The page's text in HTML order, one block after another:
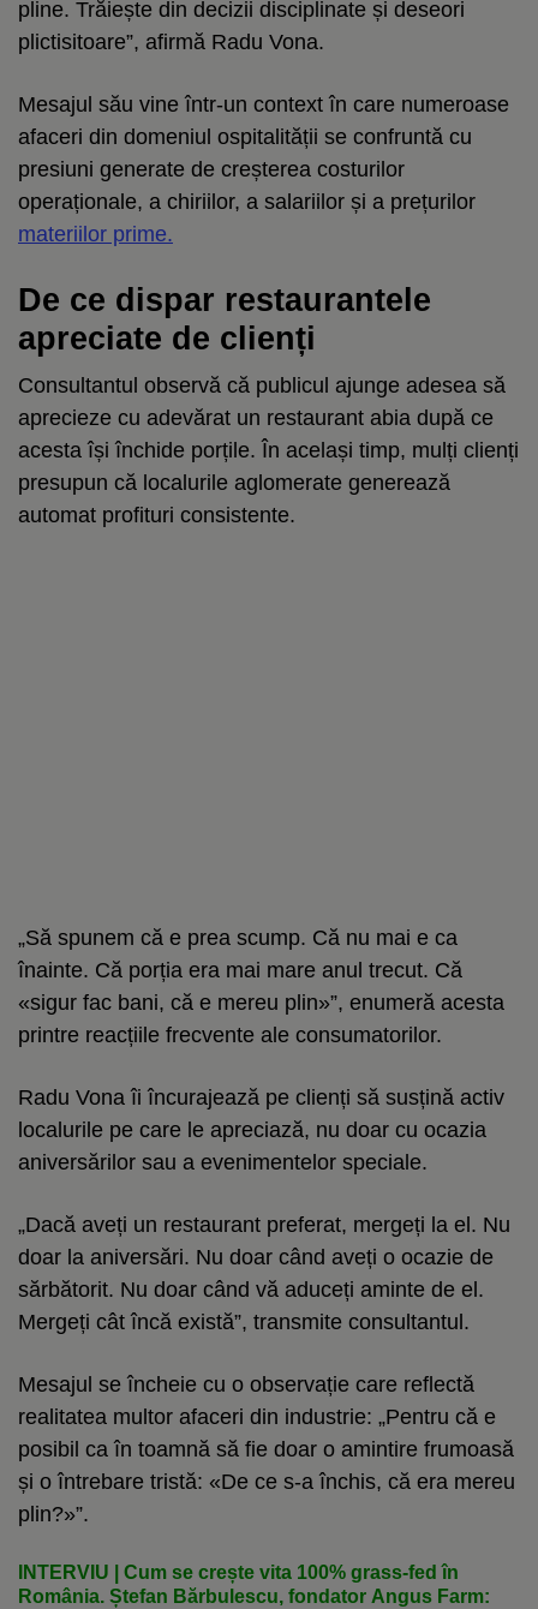
pline. Trăiește din decizii disciplinate și deseori
plictisitoare”, afirmă Radu Vona.
Mesajul său vine într-un context în care numeroase
afaceri din domeniul ospitalității se confruntă cu
presiuni generate de creșterea costurilor
operaționale, a chiriilor, a salariilor și a prețurilor
materiilor prime.
De ce dispar restaurantele
apreciate de clienți
Consultantul observă că publicul ajunge adesea să
aprecieze cu adevărat un restaurant abia după ce
acesta își închide porțile. În același timp, mulți clienți
presupun că localurile aglomerate generează
automat profituri consistente.
„Să spunem că e prea scump. Că nu mai e ca
înainte. Că porția era mai mare anul trecut. Că
«sigur fac bani, că e mereu plin»”, enumeră acesta
printre reacțiile frecvente ale consumatorilor.
Radu Vona îi încurajează pe clienți să susțină activ
localurile pe care le apreciază, nu doar cu ocazia
aniversărilor sau a evenimentelor speciale.
„Dacă aveți un restaurant preferat, mergeți la el. Nu
doar la aniversări. Nu doar când aveți o ocazie de
sărbătorit. Nu doar când vă aduceți aminte de el.
Mergeți cât încă există”, transmite consultantul.
Mesajul se încheie cu o observație care reflectă
realitatea multor afaceri din industrie: „Pentru că e
posibil ca în toamnă să fie doar o amintire frumoasă
și o întrebare tristă: «De ce s-a închis, că era mereu
plin?»”.
INTERVIU | Cum se crește vita 100% grass-fed în
România. Ștefan Bărbulescu, fondator Angus Farm: